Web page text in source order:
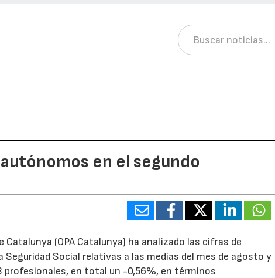
en el segundo
(OPA Catalunya) ha analizado las cifras de
Social relativas a las medias del mes de agosto y
profesionales, en total un -0,56%, en términos